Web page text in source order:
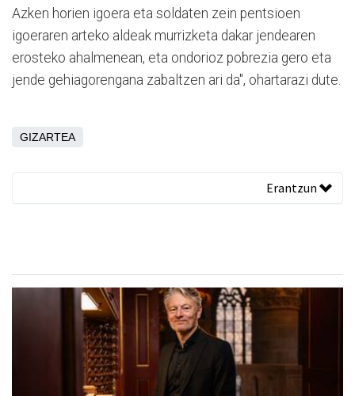
Azken horien igoera eta soldaten zein pentsioen
igoeraren arteko aldeak murrizketa dakar jendearen
erosteko ahalmenean, eta ondorioz pobrezia gero eta
jende gehiagorengana zabaltzen ari da", ohartarazi dute.
GIZARTEA
Erantzun